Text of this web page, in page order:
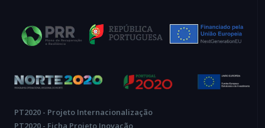
PT2020 - Projeto Internacionalização
PT2020 - Ficha Projeto Inovação